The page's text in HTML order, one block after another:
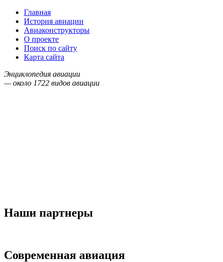
Главная
История авиации
Авиаконструкторы
О проекте
Поиск по сайту
Карта сайта
Энциклопедия авиации
— около 1722 видов авиации
Наши партнеры
Современная авиация